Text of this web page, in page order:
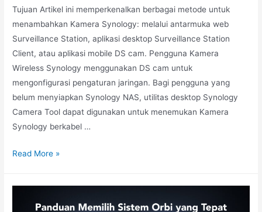
Tujuan Artikel ini memperkenalkan berbagai metode untuk
menambahkan Kamera Synology: melalui antarmuka web
Surveillance Station, aplikasi desktop Surveillance Station
Client, atau aplikasi mobile DS cam. Pengguna Kamera
Wireless Synology menggunakan DS cam untuk
mengonfigurasi pengaturan jaringan. Bagi pengguna yang
belum menyiapkan Synology NAS, utilitas desktop Synology
Camera Tool dapat digunakan untuk menemukan Kamera
Synology berkabel …
Read More »